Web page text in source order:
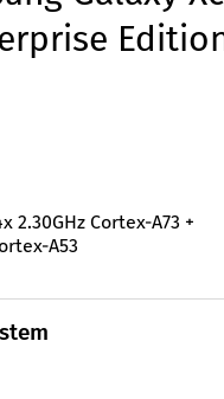
2.30GHz Cortex-A73 +
A53